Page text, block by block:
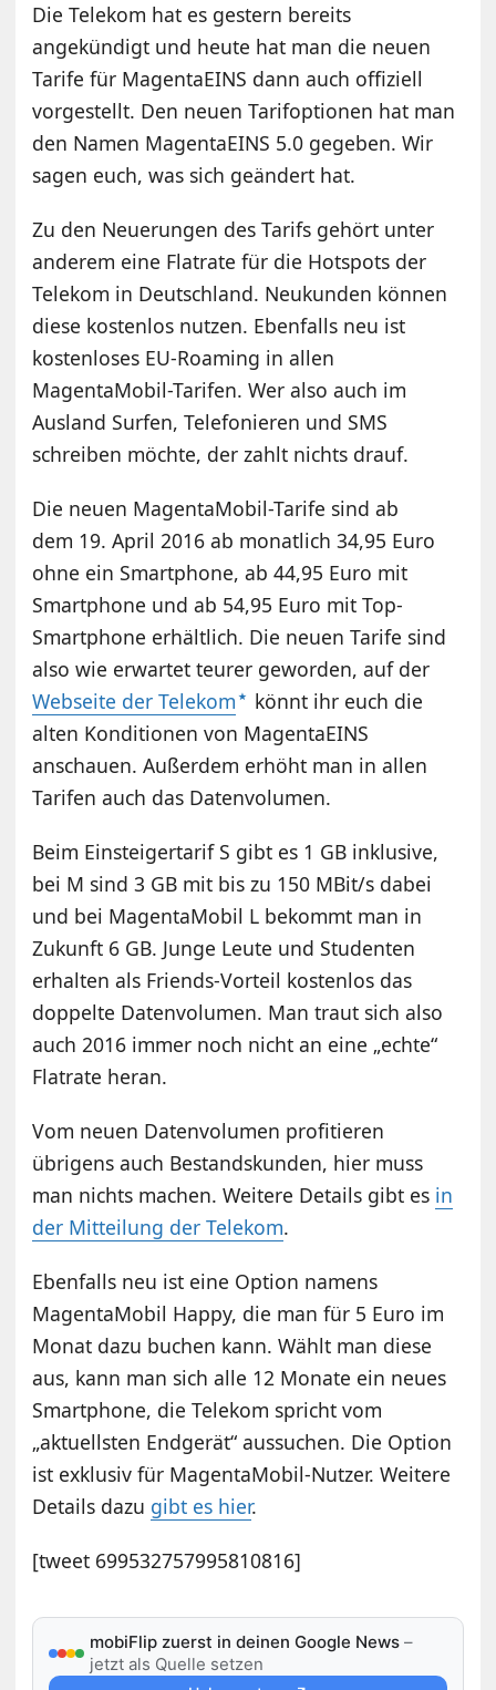
Die Telekom hat es gestern bereits
angekündigt und heute hat man die neuen
Tarife für MagentaEINS dann auch offiziell
vorgestellt. Den neuen Tarifoptionen hat man
den Namen MagentaEINS 5.0 gegeben. Wir
sagen euch, was sich geändert hat.
Zu den Neuerungen des Tarifs gehört unter
anderem eine Flatrate für die Hotspots der
Telekom in Deutschland. Neukunden können
diese kostenlos nutzen. Ebenfalls neu ist
kostenloses EU-Roaming in allen
MagentaMobil-Tarifen. Wer also auch im
Ausland Surfen, Telefonieren und SMS
schreiben möchte, der zahlt nichts drauf.
Die neuen MagentaMobil-Tarife sind ab
dem 19. April 2016 ab monatlich 34,95 Euro
ohne ein Smartphone, ab 44,95 Euro mit
Smartphone und ab 54,95 Euro mit Top-
Smartphone erhältlich. Die neuen Tarife sind
also wie erwartet teurer geworden, auf der
Webseite der Telekom
könnt ihr euch die
alten Konditionen von MagentaEINS
anschauen. Außerdem erhöht man in allen
Tarifen auch das Datenvolumen.
Beim Einsteigertarif S gibt es 1 GB inklusive,
bei M sind 3 GB mit bis zu 150 MBit/s dabei
und bei MagentaMobil L bekommt man in
Zukunft 6 GB. Junge Leute und Studenten
erhalten als Friends-Vorteil kostenlos das
doppelte Datenvolumen. Man traut sich also
auch 2016 immer noch nicht an eine „echte“
Flatrate heran.
Vom neuen Datenvolumen profitieren
übrigens auch Bestandskunden, hier muss
man nichts machen. Weitere Details gibt es in
der Mitteilung der Telekom.
Ebenfalls neu ist eine Option namens
MagentaMobil Happy, die man für 5 Euro im
Monat dazu buchen kann. Wählt man diese
aus, kann man sich alle 12 Monate ein neues
Smartphone, die Telekom spricht vom
„aktuellsten Endgerät“ aussuchen. Die Option
ist exklusiv für MagentaMobil-Nutzer. Weitere
Details dazu gibt es hier.
[tweet 699532757995810816]
mobiFlip zuerst in deinen Google News –
jetzt als Quelle setzen